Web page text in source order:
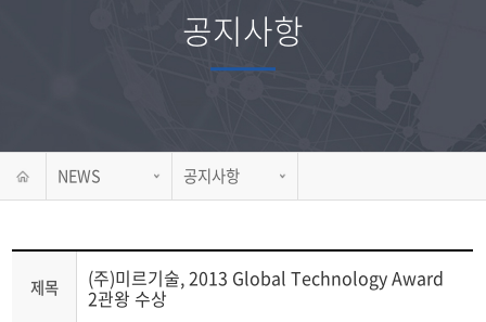
공지사항
NEWS 공지사항
제목 (주)미르기술, 2013 Global Technology Award
2관왕 수상